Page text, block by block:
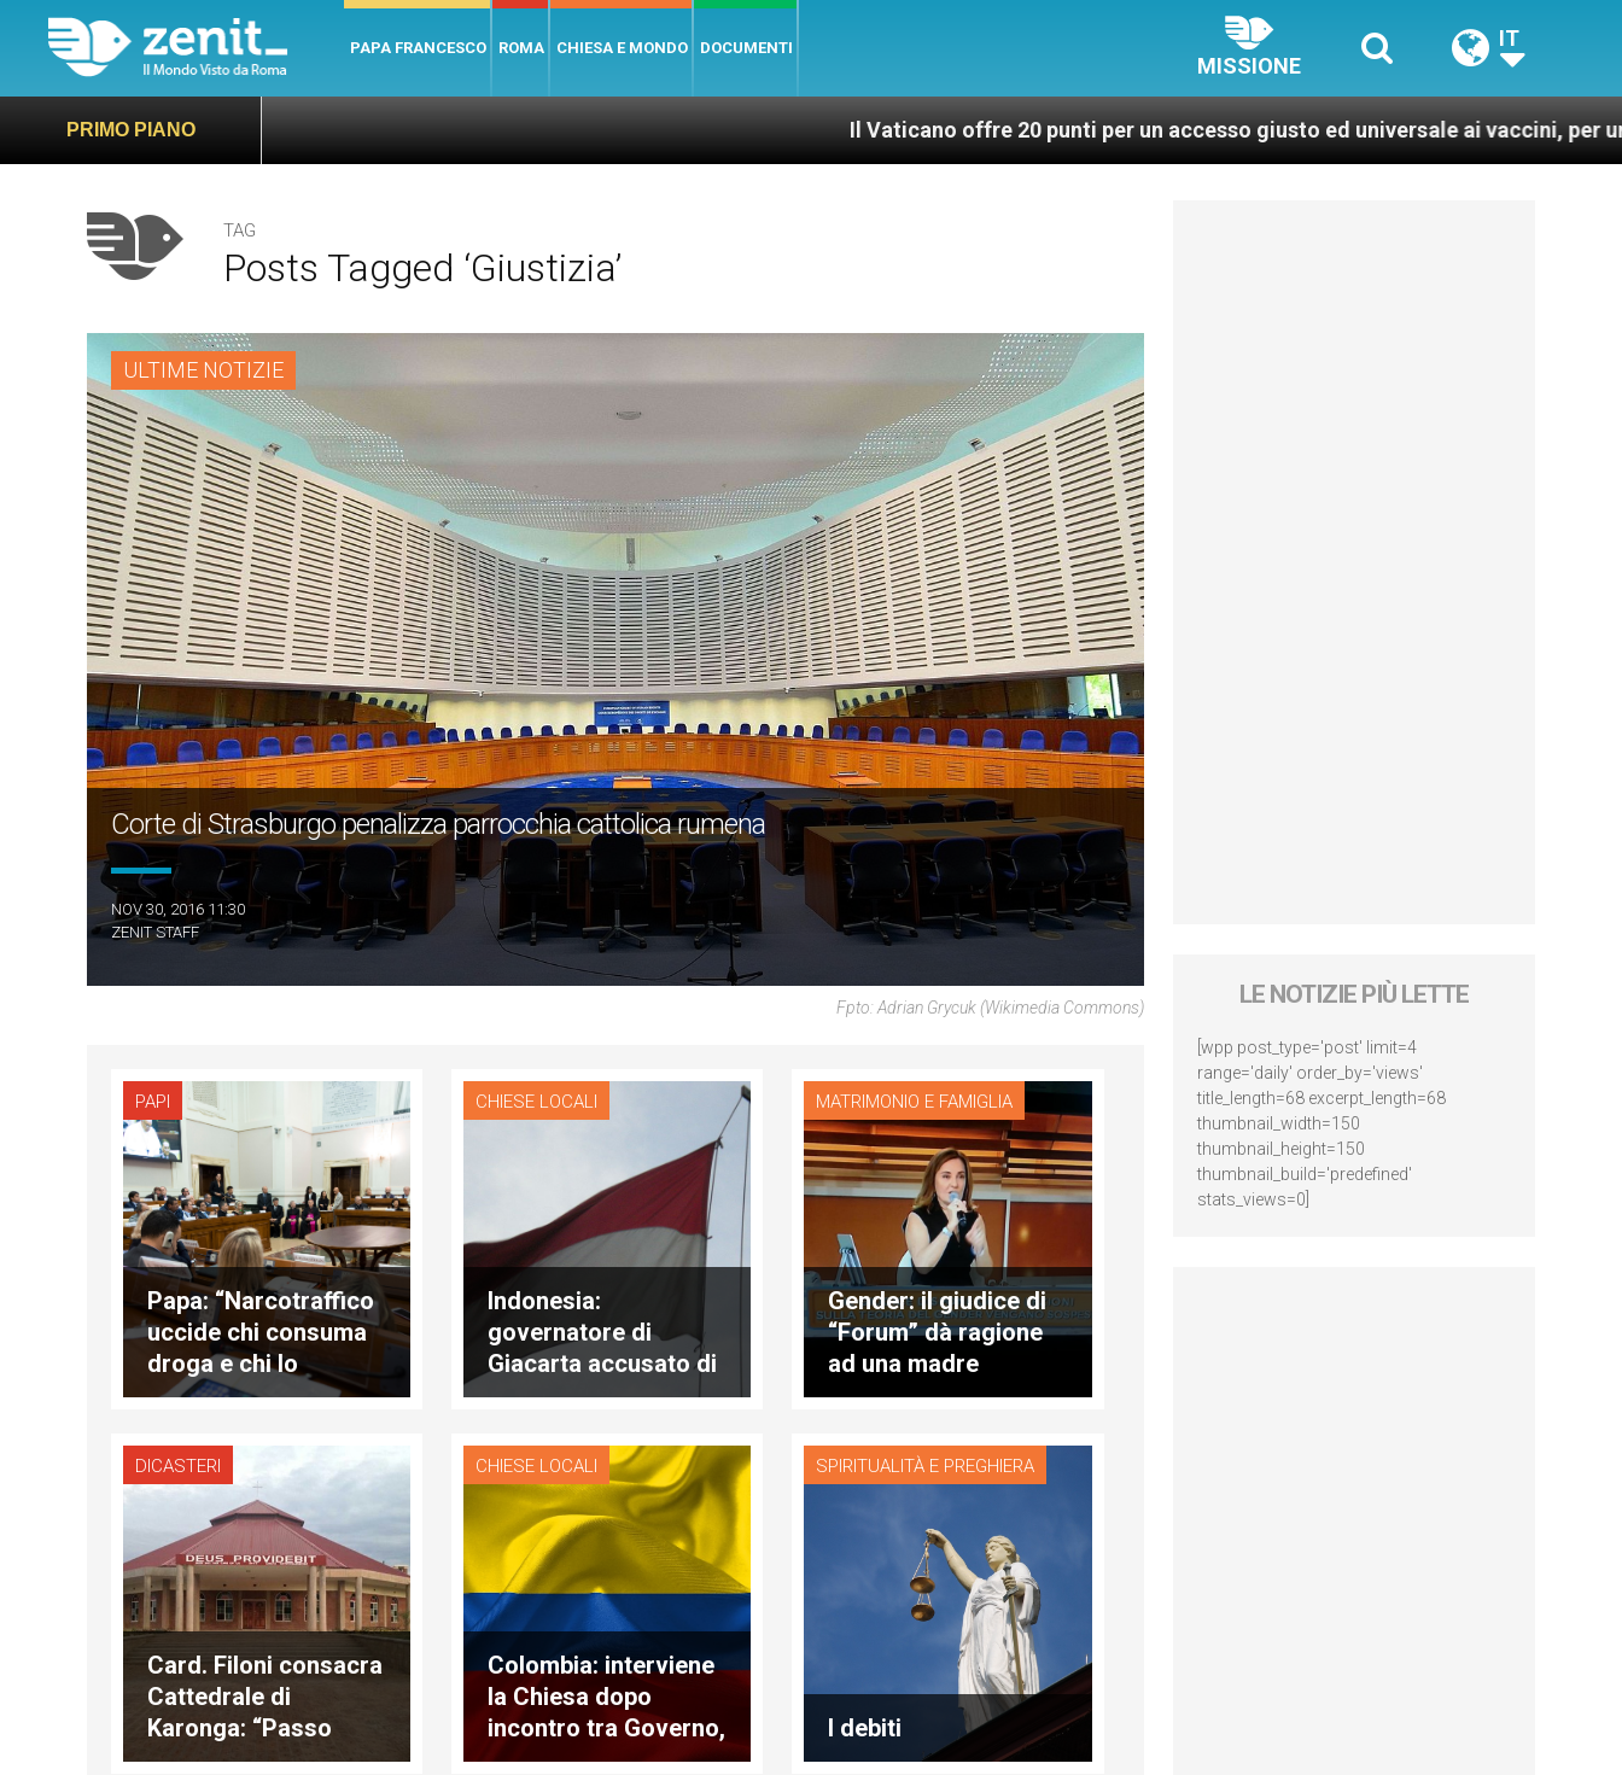
PAPA FRANCESCO ROMA CHIESA E MONDO DOCUMENTI
MISSIONE
IT
PRIMO PIANO Il Vaticano offre 20 punti per un accesso giusto ed universale ai vaccini, per un mondo più sano
TAG
Posts Tagged ‘giustizia’
ULTIME NOTIZIE
Corte di Strasburgo penalizza parrocchia cattolica rumena
NOV 30, 2016 11:30
ZENIT STAFF
Fpto: Adrian Grycuk (Wikimedia Commons)
PAPI
Papa: “Narcotraffico
uccide chi consuma
droga e chi lo
combatte”
CHIESE LOCALI
Indonesia:
governatore di
Giacarta accusato di
blasfemia
MATRIMONIO E FAMIGLIA
Gender: il giudice di
“Forum” dà ragione
ad una madre
DICASTERI
Card. Filoni consacra
Cattedrale di
Karonga: “Passo
importante per
CHIESE LOCALI
Colombia: interviene
la Chiesa dopo
incontro tra Governo,
Farc e fronte del "no"
SPIRITUALITÀ E PREGHIERA
I debiti
LE NOTIZIE PIÙ LETTE
[wpp post_type='post' limit=4
range='daily' order_by='views'
title_length=68 excerpt_length=68
thumbnail_width=150
thumbnail_height=150
thumbnail_build='predefined'
stats_views=0]